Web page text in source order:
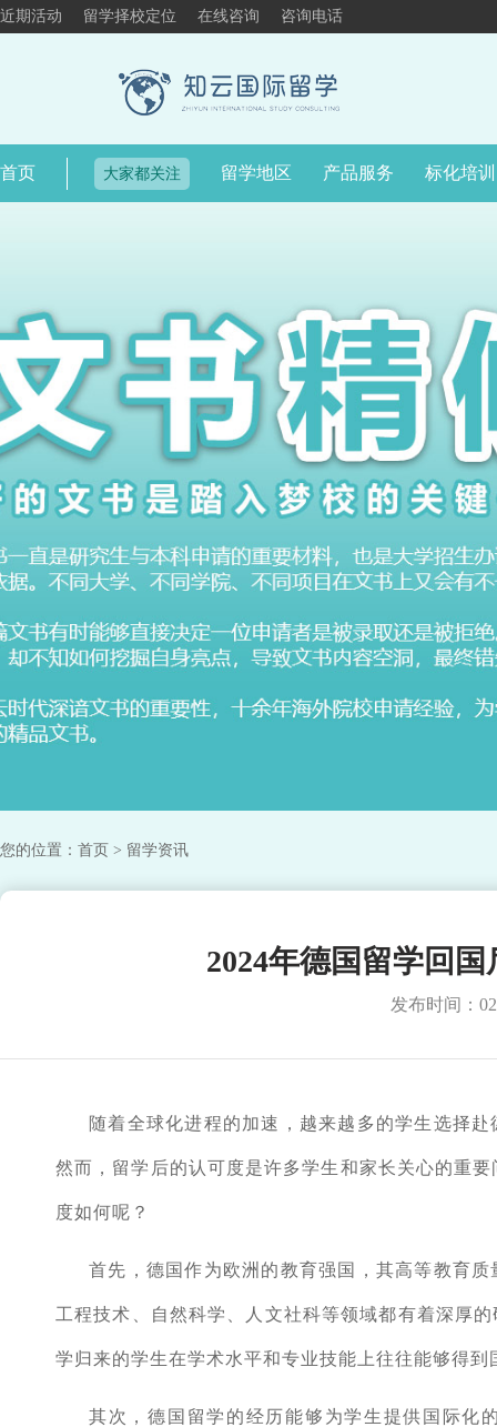
近期活动 留学择校定位 在线咨询 咨询电话
首页 大家都关注 留学地区 产品服务 标化培训
您的位置： 首页 > 留学资讯
2024年德国留学回
发布时间：
随着全球化进程的加速，越来越多的学生选择
然而，留学后的认可度是许多学生和家长关心的重
度如何呢？
首先，德国作为欧洲的教育强国，其高等教育
工程技术、自然科学、人文社科等领域都有着深厚
学归来的学生在学术水平和专业技能上往往能够得
其次，德国留学的经历能够为学生提供国际化